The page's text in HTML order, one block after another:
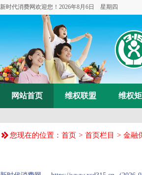
新时代消费网欢迎您！ 2026年8月6日 星期四
网站首页 维权联盟 维权
您现在的位置： 首页 > 首页栏目 > 金融